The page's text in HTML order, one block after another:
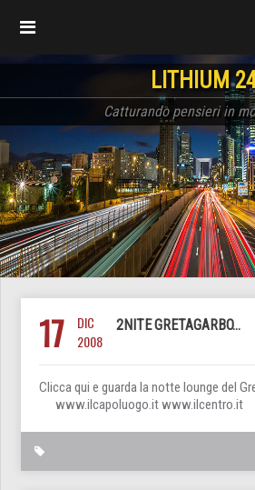
LITHIUM
Catturando pensieri in
17
DIC
2008
2NITE GRETAGARBO…
Clicca qui e guarda la notte
www.ilcapoluogo.it www.ilcentro.it